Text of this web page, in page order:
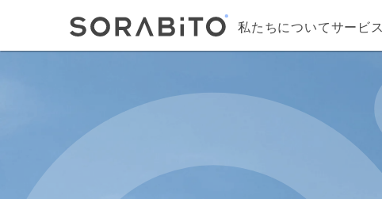
私たちについてサービス